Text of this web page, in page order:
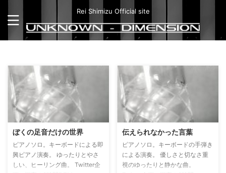
Rei Shimizu Official site
ぼくの足音だけの世界
ピアノソロ。キーボードによる即
興ピアノ演奏。 ゆったりとやさ
しい、ヒーリング曲。 Twitter企
伝えられなかった言葉
ピアノソロ。キーボードの手弾き
による演奏。 優しさと切なさ重
視のゆったりと静かな曲。